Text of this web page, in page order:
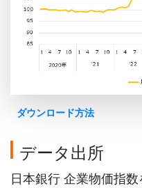
ダウンロード方法
データ出所
日本銀行 企業物価指